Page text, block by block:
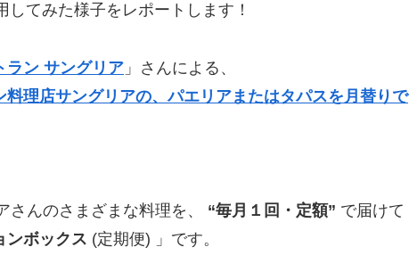
してみた様子をレポートします！
ラン サングリア 」さんによる、
料理店サングリアの、パエリアまたはタパスを月替りで
んのさまざまな料理を、 “毎月１回・定額” で届けて
ンボックス (定期便) 」です。